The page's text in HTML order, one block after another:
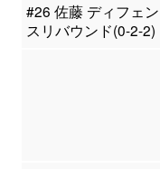
#26 佐藤 ディフェン
スリバウンド(0-2-2)